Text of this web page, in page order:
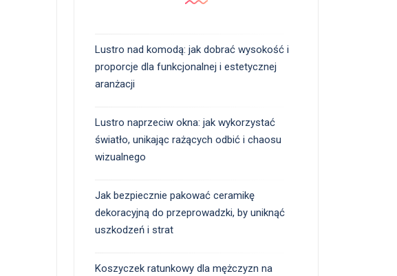
Lustro nad komodą: jak dobrać wysokość i
proporcje dla funkcjonalnej i estetycznej
aranżacji
Lustro naprzeciw okna: jak wykorzystać
światło, unikając rażących odbić i chaosu
wizualnego
Jak bezpiecznie pakować ceramikę
dekoracyjną do przeprowadzki, by uniknąć
uszkodzeń i strat
Koszyczek ratunkowy dla mężczyzn na